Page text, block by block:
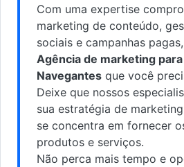
Com uma expertise
marketing de conteúdo,
sociais e campanhas
Agência de marketing
Navegantes que você
Deixe que nossos
sua estratégia de
se concentra em fornecer
produtos e serviços.
Não perca mais tempo e